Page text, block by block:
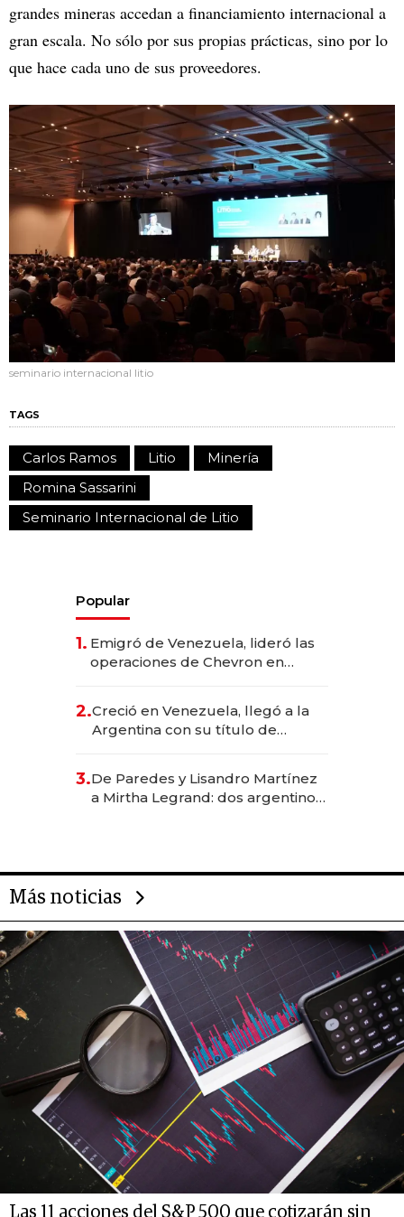
grandes mineras accedan a financiamiento internacional a
gran escala. No sólo por sus propias prácticas, sino por lo
que hace cada uno de sus proveedores.
seminario internacional litio
TAGS
Carlos Ramos Litio
Minería
Romina Sassarini
Seminario Internacional de Litio
Popular
1. Emigró de Venezuela, lideró las
operaciones de Chevron en
2.Creció en Venezuela, llegó a la
Argentina con su título de
las marcas "fast premium"
3.De Paredes y Lisandro Martínez
a Mirtha Legrand: dos argentinos
Más noticias
Las 11 acciones del S&P 500 que cotizarán sin